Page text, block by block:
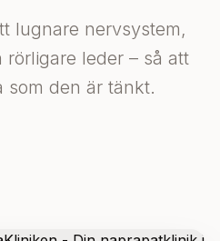
lugnare nervsystem,
leder – så att
som den är tänkt.